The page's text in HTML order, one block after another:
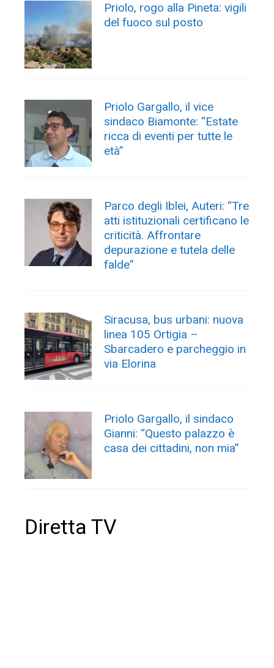
Priolo, rogo alla Pineta: vigili
del fuoco sul posto
Priolo Gargallo, il vice
sindaco Biamonte: “Estate
ricca di eventi per tutte le
età”
Parco degli Iblei, Auteri: “Tre
atti istituzionali certificano le
criticità. Affrontare
depurazione e tutela delle
falde”
Siracusa, bus urbani: nuova
linea 105 Ortigia –
Sbarcadero e parcheggio in
via Elorina
Priolo Gargallo, il sindaco
Gianni: “Questo palazzo è
casa dei cittadini, non mia”
Diretta TV